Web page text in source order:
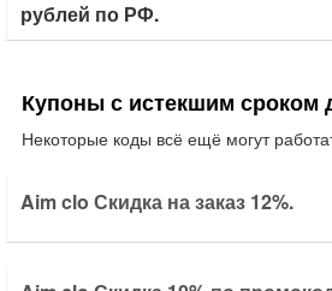
рублей по РФ.
Купоны с истекшим сроком
Некоторые коды всё ещё могут
Aim clo Скидка на заказ 12%.